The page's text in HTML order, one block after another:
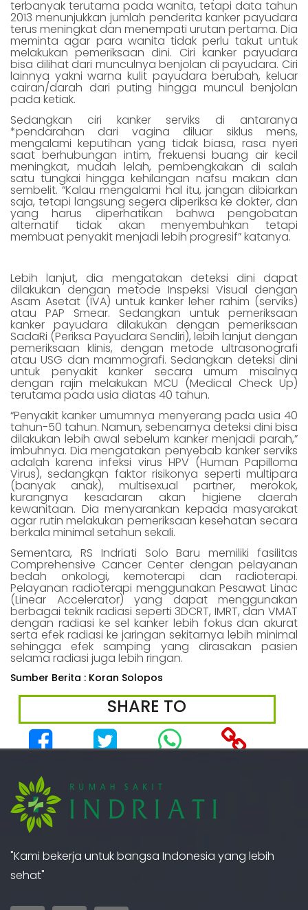
terbanyak terutama pada wanita, tetapi data tahun
2013 menunjukkan jumlah penderita kanker payudara
terus meningkat dan menempati urutan pertama. Dia
meminta agar para wanita tidak perlu takut untuk
melakukan pemeriksaan dini. Ciri kanker payudara
bisa dilihat dari munculnya benjolan di payudara. Ciri
lainnya yakni warna kulit payudara berubah, keluar
cairan/darah dari puting hingga muncul benjolan
pada ketiak.
Sedangkan ciri kanker serviks di antaranya
*pendarahan dari vagina diluar siklus mens,
mengalami keputihan yang tidak biasa, rasa nyeri
saat berhubungan intim, frekuensi buang air kecil
meningkat, mudah lelah, pembengkakan di salah
satu tungkai hingga kehilangan nafsu makan dan
sembelit. “Kalau mengalami hal itu, jangan dibiarkan
saja, tetapi langsung segera diperiksa ke dokter, dan
yang harus diperhatikan bahwa pengobatan
alternatif tidak akan menyembuhkan tetapi
membuat penyakit menjadi lebih progresif” katanya.
Lebih lanjut, dia mengatakan deteksi dini dapat
dilakukan dengan metode Inspeksi Visual dengan
Asam Asetat (IVA) untuk kanker leher rahim (serviks)
atau PAP Smear. Sedangkan untuk pemeriksaan
kanker payudara dilakukan dengan pemeriksaan
SadaRi (Periksa Payudara Sendiri), lebih lanjut dengan
pemeriksaan klinis, dengan metode ultrasonografi
atau USG dan mammografi. Sedangkan deteksi dini
untuk penyakit kanker secara umum misalnya
dengan rajin melakukan MCU (Medical Check Up)
terutama pada usia diatas 40 tahun.
“Penyakit kanker umumnya menyerang pada usia 40
tahun-50 tahun. Namun, sebenarnya deteksi dini bisa
dilakukan lebih awal sebelum kanker menjadi parah,”
imbuhnya. Dia mengatakan penyebab kanker serviks
adalah karena infeksi virus HPV (Human Papilloma
Virus), sedangkan faktor risikonya seperti multipara
(banyak anak), multisexual partner, merokok,
kurangnya kesadaran akan higiene daerah
kewanitaan. Dia menyarankan kepada masyarakat
agar rutin melakukan pemeriksaan kesehatan secara
berkala minimal setahun sekali.
Sementara, RS Indriati Solo Baru memiliki fasilitas
Comprehensive Cancer Center dengan pelayanan
bedah onkologi, kemoterapi dan radioterapi.
Pelayanan radioterapi menggunakan Pesawat Linac
(Linear Accelerator) yang dapat menggunakan
berbagai teknik radiasi seperti 3DCRT, IMRT, dan VMAT
dengan radiasi ke sel kanker lebih fokus dan akurat
serta efek radiasi ke jaringan sekitarnya lebih minimal
sehingga efek samping yang dirasakan pasien
selama radiasi juga lebih ringan.
Sumber Berita : Koran Solopos
SHARE TO
"Kami bekerja untuk bangsa Indonesia yang lebih
sehat"